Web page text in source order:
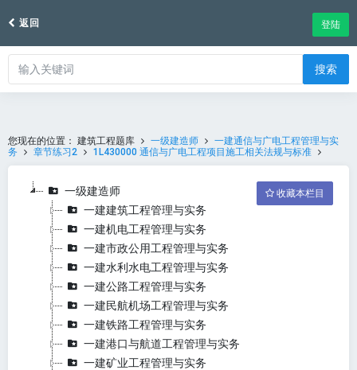
返回 登陆
搜索
您现在的位置： 建筑工程题库 一级建造师
一建通信与广电工程管理与实
务
章节练习2 1L430000 通信与广电工程项目施工相关法规与标准
收藏本栏目
一级建造师
一建建筑工程管理与实务
一建机电工程管理与实务
一建市政公用工程管理与实务
一建水利水电工程管理与实务
一建公路工程管理与实务
一建民航机场工程管理与实务
一建铁路工程管理与实务
一建港口与航道工程管理与实务
一建矿业工程管理与实务